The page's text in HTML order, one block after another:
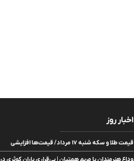
اخبار روز
قیمت طلا و سکه شنبه ۱۷ مرداد/ قیمت‌ها افزایشی